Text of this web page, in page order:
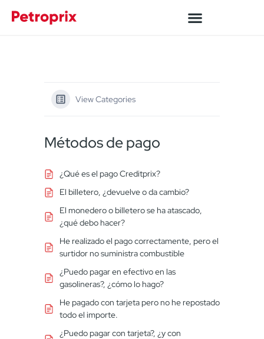
View Categories
Métodos de pago
¿Qué es el pago Creditprix?
El billetero, ¿devuelve o da cambio?
El monedero o billetero se ha atascado,
¿qué debo hacer?
He realizado el pago correctamente, pero el
surtidor no suministra combustible
¿Puedo pagar en efectivo en las
gasolineras?, ¿cómo lo hago?
He pagado con tarjeta pero no he repostado
todo el importe.
¿Puedo pagar con tarjeta?, ¿y con